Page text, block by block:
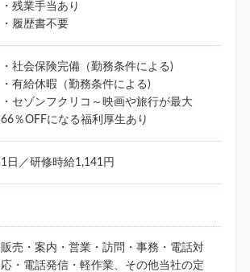
・残業手当あり
・履歴書不要
・社会保険完備（勤務条件による)
・有給休暇（勤務条件による)
・セゾンフクリコ～映画や旅行が最大
66％OFFになる福利厚生あり
1日／研修時給1,141円
販売・案内・営業・訪問・事務・電話対
応・電話発信・軽作業、その他当社の定